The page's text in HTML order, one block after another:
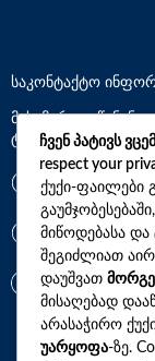
საკონტაქტო
მისამართი:
ტერიტორია)
*7770
+(995)32 2 800
info@synevo.ge
2021 –
ჩვენ პატივს
respect your
ქუქი-ფაილები
მიწოდებასა და
შეგიძლიათ
დაუშვათ
მისაღებად
არასაჭირო
უარყოფა-ზე.